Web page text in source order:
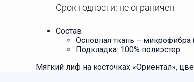
Срок годности: не ограничен
Состав
Основная ткань – микрофибра
Подкладка: 100% полиэстер.
Мягкий лиф на косточках «Ориентал»,